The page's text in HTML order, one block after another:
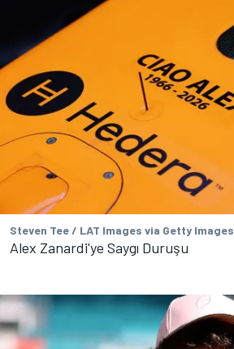
Steven Tee / LAT Images via Getty Images
Alex Zanardi'ye Saygı Duruşu